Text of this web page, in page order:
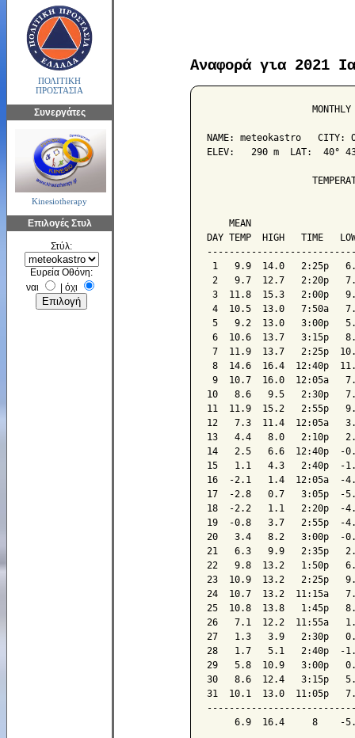
ΠΟΛΙΤΙΚΗ
ΠΡΟΣΤΑΣΙΑ
Συνεργάτες
Kinesiotherapy
Επιλογές Στυλ
Στύλ:
Ευρεία Οθόνη:
ναι
όχι
Αναφορά για 2021
NAME: meteokastro   CITY:
ELEV:   290 m  LAT:  40°
MEAN
DAY TEMP  HIGH   TIME
1   9.9  14.0   2:25p
2   9.7  12.7   2:20p
3  11.8  15.3   2:00p
4  10.5  13.0   7:50a
5   9.2  13.0   3:00p
6  10.6  13.7   3:15p
7  11.9  13.7   2:25p
8  14.6  16.4  12:40p
9  10.7  16.0  12:05a
10   8.6   9.5   2:30p
11  11.9  15.2   2:55p
12   7.3  11.4  12:05a
13   4.4   8.0   2:10p
14   2.5   6.6  12:40p  -
15   1.1   4.3   2:40p  -
16  -2.1   1.4  12:05a  -
17  -2.8   0.7   3:05p  -
18  -2.2   1.1   2:20p  -
19  -0.8   3.7   2:55p  -
20   3.4   8.2   3:00p  -
21   6.3   9.9   2:35p
22   9.8  13.2   1:50p
23  10.9  13.2   2:25p
24  10.7  13.2  11:15a
25  10.8  13.8   1:45p
26   7.1  12.2  11:55a
27   1.3   3.9   2:30p
28   1.7   5.1   2:40p  -
29   5.8  10.9   3:00p
30   8.6  12.4   3:15p
31  10.1  13.0  11:05p
6.9  16.4     8    -